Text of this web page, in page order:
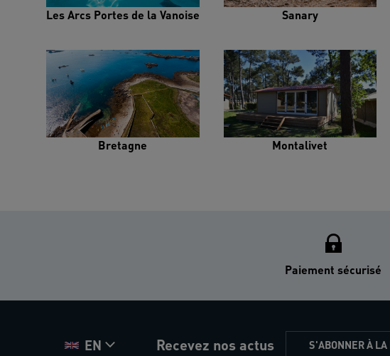
Les Arcs Portes de la Vanoise Sanary
Bretagne Montalivet
Paiement sécurisé
EN Recevez nos actus S'ABONNER À